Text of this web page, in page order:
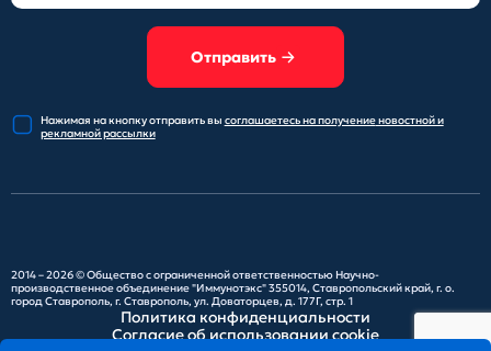
Отправить
Нажимая на кнопку отправитьвы соглашаетесь на получениеновостной и
рекламной рассылки
2014 – 2026 ©Общество с ограниченной ответственностью Научно-
производственное объединение "Иммунотэкс"355014, Ставропольский край, г. о.
город Ставрополь, г. Ставрополь, ул. Доваторцев, д. 177Г, стр. 1
Политика конфиденциальности
Согласие об использовании cookie